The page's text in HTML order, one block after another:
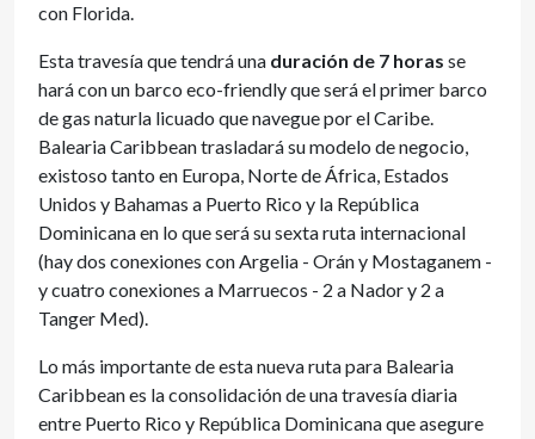
con Florida.
Esta travesía que tendrá una duración de 7 horas se
hará con un barco eco-friendly que será el primer barco
de gas naturla licuado que navegue por el Caribe.
Balearia Caribbean trasladará su modelo de negocio,
existoso tanto en Europa, Norte de África, Estados
Unidos y Bahamas a Puerto Rico y la República
Dominicana en lo que será su sexta ruta internacional
(hay dos conexiones con Argelia - Orán y Mostaganem -
y cuatro conexiones a Marruecos - 2 a Nador y 2 a
Tanger Med).
Lo más importante de esta nueva ruta para Balearia
Caribbean es la consolidación de una travesía diaria
entre Puerto Rico y República Dominicana que asegure